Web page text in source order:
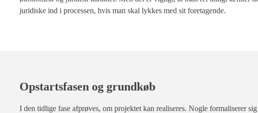
juridiske ind i processen, hvis man skal lykkes med sit foretagende.
Opstartsfasen og grundkøb
I den tidlige fase afprøves, om projektet kan realiseres. Nogle formaliserer